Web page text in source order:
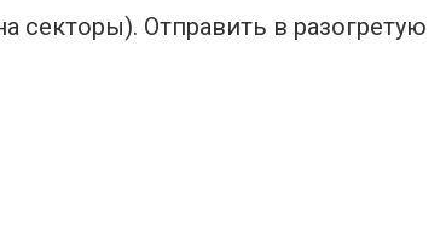
секторы). Отправить в разогретую